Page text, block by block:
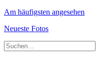
Am häufigsten angesehen
Neueste Fotos